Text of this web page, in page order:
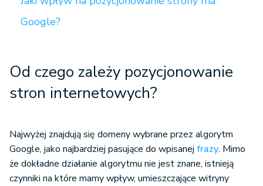
Google?
Od czego zależy pozycjonowanie
stron internetowych?
Najwyżej znajdują się domeny wybrane przez algorytm
Google, jako najbardziej pasujące do wpisanej frazy. Mimo
że dokładne działanie algorytmu nie jest znane, istnieją
czynniki na które mamy wpływ, umieszczające witryny